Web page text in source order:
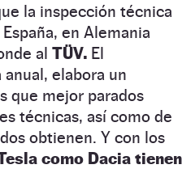
la inspección técnica
en Alemania
al TÜV. El
elabora un
que mejor parados
técnicas, así como de
obtienen. Y con los
como Dacia tienen